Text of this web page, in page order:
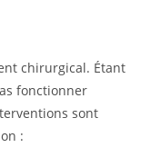
chirurgical. Étant
fonctionner
sont
: